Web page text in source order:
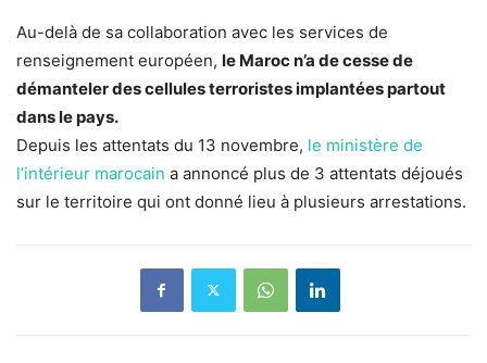
Au-delà de sa collaboration avec les services de
renseignement européen, le Maroc n’a de cesse de
démanteler des cellules terroristes implantées partout
dans le pays.
Depuis les attentats du 13 novembre, le ministère de
l’intérieur marocain a annoncé plus de 3 attentats déjoués
sur le territoire qui ont donné lieu à plusieurs arrestations.